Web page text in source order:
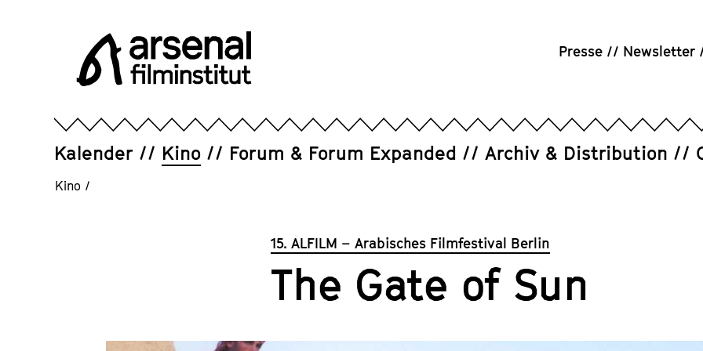
Filminstitut
Presse Newsletter
Kalender Kino Forum & Forum Expanded Archiv & Distribution
Kino /
15. ALFILM – Arabisches Filmfestival Berlin
The Gate of Sun